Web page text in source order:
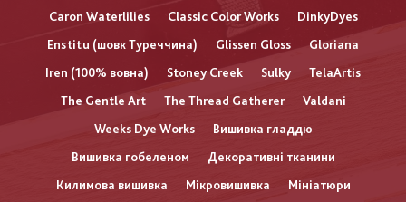
Caron Waterlilies Classic Color Works
DinkyDyes
Enstitu (шовк Туреччина)
Glissen Gloss
Gloriana
Iren (100% вовна)
Stoney Creek Sulky
TelaArtis
The Gentle Art
The Thread Gatherer
Valdani
Weeks Dye Works
Вишивка гладдю
Вишивка гобеленом
Декоративні тканини
Килимова вишивка
Мікровишивка
Мініатюри